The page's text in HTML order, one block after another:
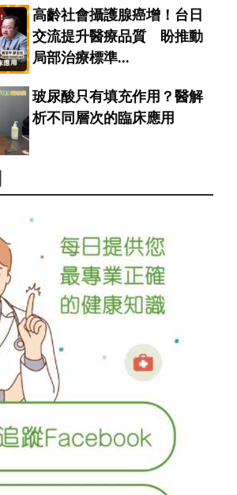
高齡社會攝護腺癌增！台日
交流提升醫療品質 盼推動
局部治療標準...
玻尿酸只有填充作用？醫解
析不同層次的臨床應用